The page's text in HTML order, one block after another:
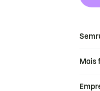
Mais